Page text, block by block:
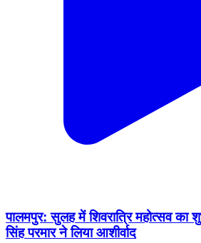
पालमपुर: सुलह में शिवरात्रि महोत्सव का
सिंह परमार ने लिया आशीर्वाद